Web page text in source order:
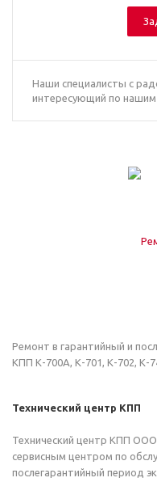
Наши специалисты с
интересующий по нашим
Ремонт в гарантийный и
КПП К-700А, К-701, К-702, К-
Технический центр КПП
Технический центр КПП ООО
сервисным центром по
послегарантийный период